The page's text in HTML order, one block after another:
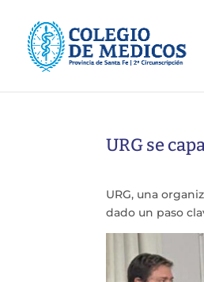
URG se
URG, una
dado un paso